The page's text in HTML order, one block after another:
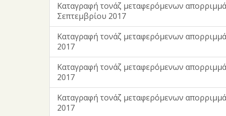
Kαταγραφή τονάζ μεταφερόμενων
Σεπτεμβρίου 2017
Kαταγραφή τονάζ μεταφερόμενων
2017
Kαταγραφή τονάζ μεταφερόμενων
2017
Kαταγραφή τονάζ μεταφερόμενων
2017